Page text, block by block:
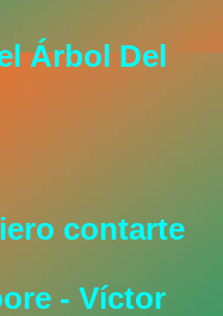
Árbol Del
contarte
- Víctor